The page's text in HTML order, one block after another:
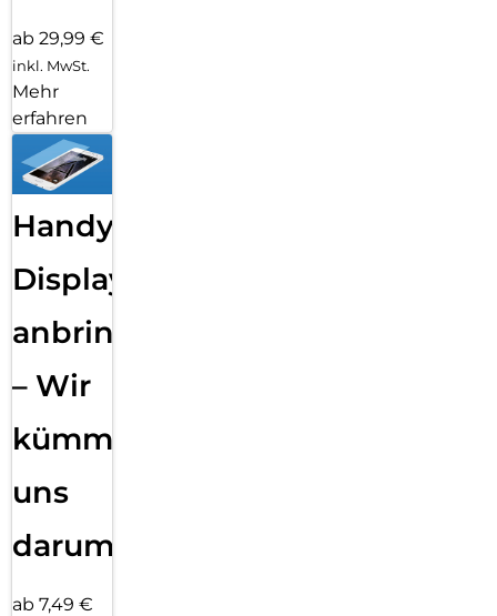
ab 29,99 €
inkl. MwSt.
Mehr
erfahren
Handy
Displayfolie
anbringen
– Wir
kümmern
uns
darum!
ab 7,49 €